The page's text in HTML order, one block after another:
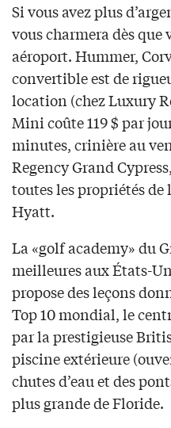
Si vous avez plus
vous charmera dès que
aéroport. Hummer,
convertible est de
location (chez Luxury
Mini coûte 119 $ par
minutes, crinière au
Regency Grand
toutes les propriétés
Hyatt.
La «golf academy» du
meilleures aux États-
propose des leçons
Top 10 mondial, le
par la prestigieuse
piscine extérieure
chutes d’eau et des
plus grande de Floride.